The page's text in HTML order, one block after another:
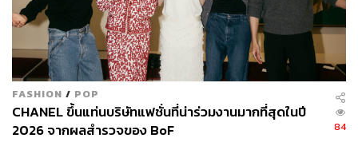
FASHION / POP
CHANEL ขึ้นแท่นบริษัทแฟชั่นที่น่าร่วมงานมากที่สุดในปี
2026 จากผลสำรวจของ BoF
84